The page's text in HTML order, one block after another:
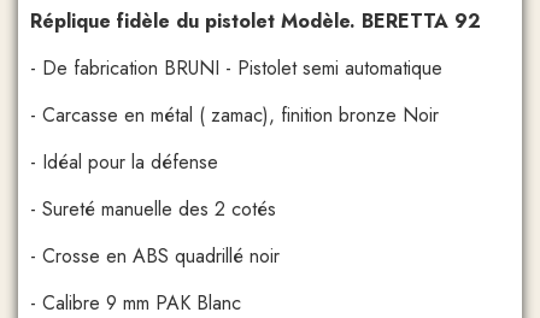
Réplique fidèle du pistolet Modèle. BERETTA 92
- De fabrication BRUNI - Pistolet semi automatique
- Carcasse en métal ( zamac), finition bronze Noir
- Idéal pour la défense
- Sureté manuelle des 2 cotés
- Crosse en ABS quadrillé noir
- Calibre 9 mm PAK Blanc